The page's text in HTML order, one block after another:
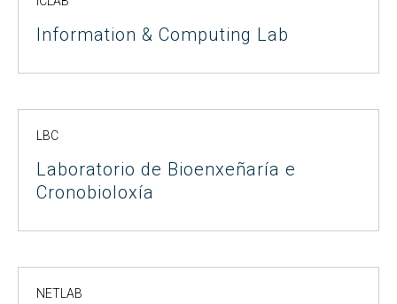
Information & Computing Lab
LBC
Laboratorio de Bioenxeñaría e
Cronobioloxía
NETLAB